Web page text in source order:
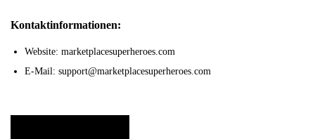
Kontaktinformationen:
Website: marketplacesuperheroes.com
E-Mail: support@marketplacesuperheroes.com